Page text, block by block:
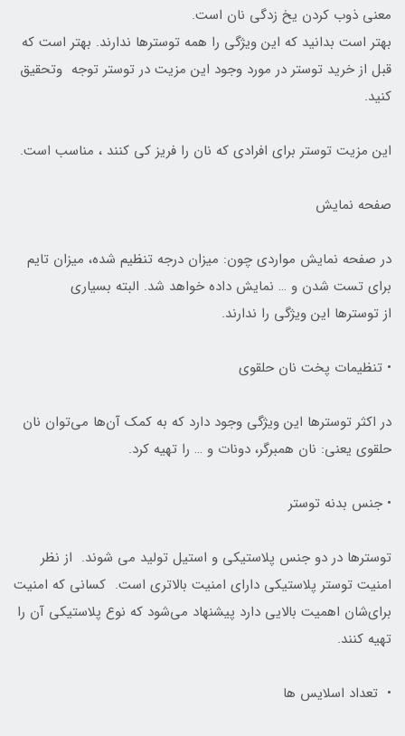
معنی ذوب کردن یخ زدگی نان است.
بهتر است بدانید که این ویژگی را همه توستر‌ها ندارند. بهتر است که
قبل از خرید توستر در مورد وجود این مزیت در توستر توجه وتحقیق
کنید.
این مزیت توستر برای افرادی که نان را فریز کی کنند ، مناسب است.
صفحه نمایش
در صفحه نمایش مواردی چون: میزان درجه تنظیم شده، میزان تایم
برای تست شدن و … نمایش داده خواهد شد. البته بسیاری
از توسترها این ویژگی را ندارند.
• تنظیمات پخت نان حلقوی
در اکثر توسترها این ویژگی وجود دارد که به کمک آن‌ها می‌توان نان
حلقوی یعنی: نان همبرگر، دونات و … را تهیه کرد.
• جنس بدنه توستر
توسترها در دو جنس پلاستیکی و استیل تولید می شوند. از نظر
امنیت توستر پلاستیکی دارای امنیت بالاتری است. کسانی که امنیت
برای‌شان اهمیت بالایی دارد پیشنهاد می‌شود که نوع پلاستیکی آن را
تهیه کنند.
• تعداد اسلایس‌ ها